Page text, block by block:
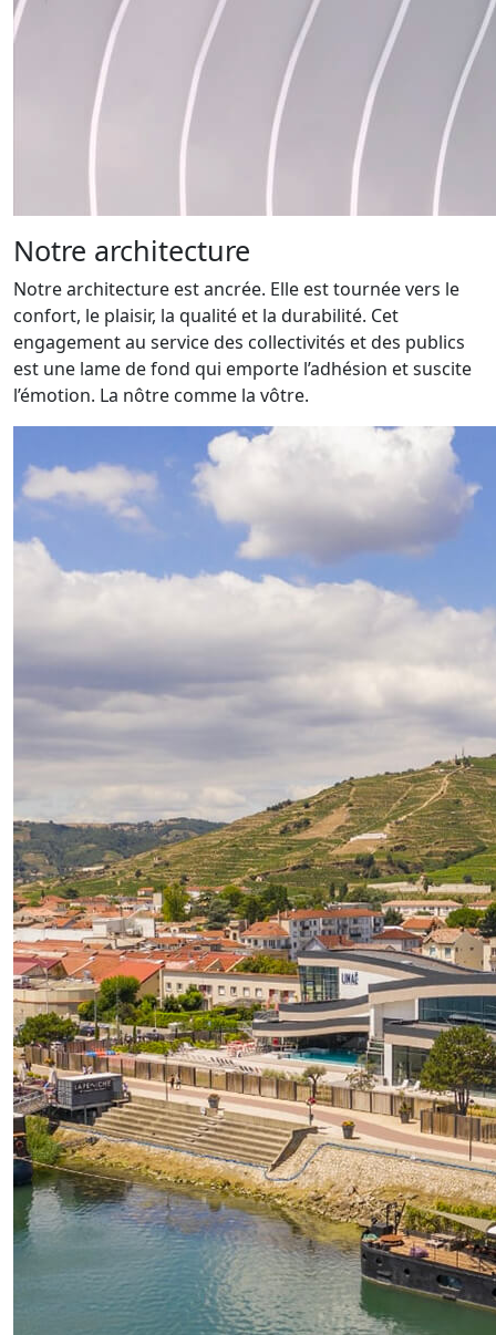
Notre architecture
Notre architecture est ancrée. Elle est tournée vers le
confort, le plaisir, la qualité et la durabilité. Cet
engagement au service des collectivités et des publics
est une lame de fond qui emporte l’adhésion et suscite
l’émotion. La nôtre comme la vôtre.